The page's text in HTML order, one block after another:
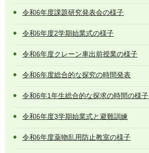
令和6年度課題研究発表会の様子
令和6年度2学期始業式の様子
令和6年度クレーン車出前授業の様子
令和6年度総合的な探究の時間発表
令和6年1年生総合的な探求の時間の様子
令和6年度3学期始業式と避難訓練
令和6年度薬物乱用防止教室の様子